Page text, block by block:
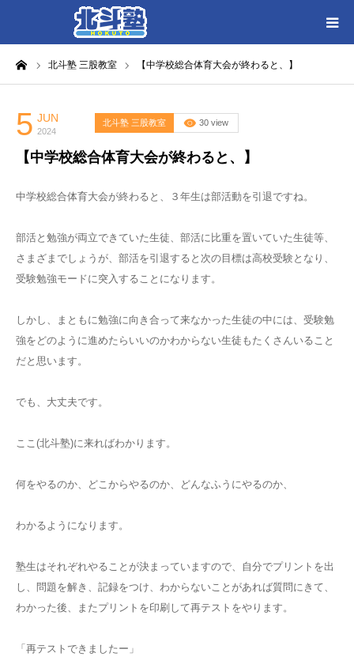
北斗塾 三股教室 【中学校総合体育大会が終わると、】
5 JUN
2024
北斗塾 三股教室 30 view
【中学校総合体育大会が終わると、】
中学校総合体育大会が終わると、３年生は部活動を引退ですね。
部活と勉強が両立できていた生徒、部活に比重を置いていた生徒等、
さまざまでしょうが、部活を引退すると次の目標は高校受験となり、
受験勉強モードに突入することになります。
しかし、まともに勉強に向き合って来なかった生徒の中には、受験勉
強をどのように進めたらいいのかわからない生徒もたくさんいること
だと思います。
でも、大丈夫です。
ここ(北斗塾)に来ればわかります。
何をやるのか、どこからやるのか、どんなふうにやるのか、
わかるようになります。
塾生はそれぞれやることが決まっていますので、自分でプリントを出
し、問題を解き、記録をつけ、わからないことがあれば質問にきて、
わかった後、またプリントを印刷して再テストをやります。
「再テストできましたー」
HOME
各教室別に記事を見る
北斗塾／教室一覧
お問い合わせ